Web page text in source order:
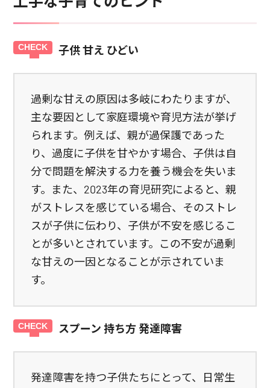
子供 甘え ひどい
過剰な甘えの原因は多岐にわたりますが、
主な要因として家庭環境や育児方法が挙げ
られます。例えば、親が過保護であった
り、過度に子供を甘やかす場合、子供は自
分で問題を解決する力を養う機会を失いま
す。また、2023年の育児研究によると、親
がストレスを感じている場合、そのストレ
スが子供に伝わり、子供が不安を感じるこ
とが多いとされています。この不安が過剰
な甘えの一因となることが示されていま
す。
スプーン 持ち方 発達障害
発達障害を持つ子供たちにとって、日常生